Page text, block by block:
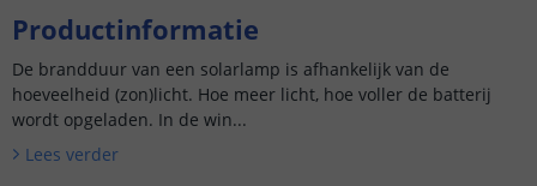
Productinformatie
De brandduur van een solarlamp is afhankelijk van de
hoeveelheid (zon)licht. Hoe meer licht, hoe voller de batterij
wordt opgeladen. In de win...
Lees verder